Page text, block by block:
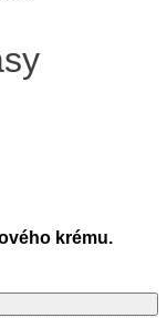
krému.